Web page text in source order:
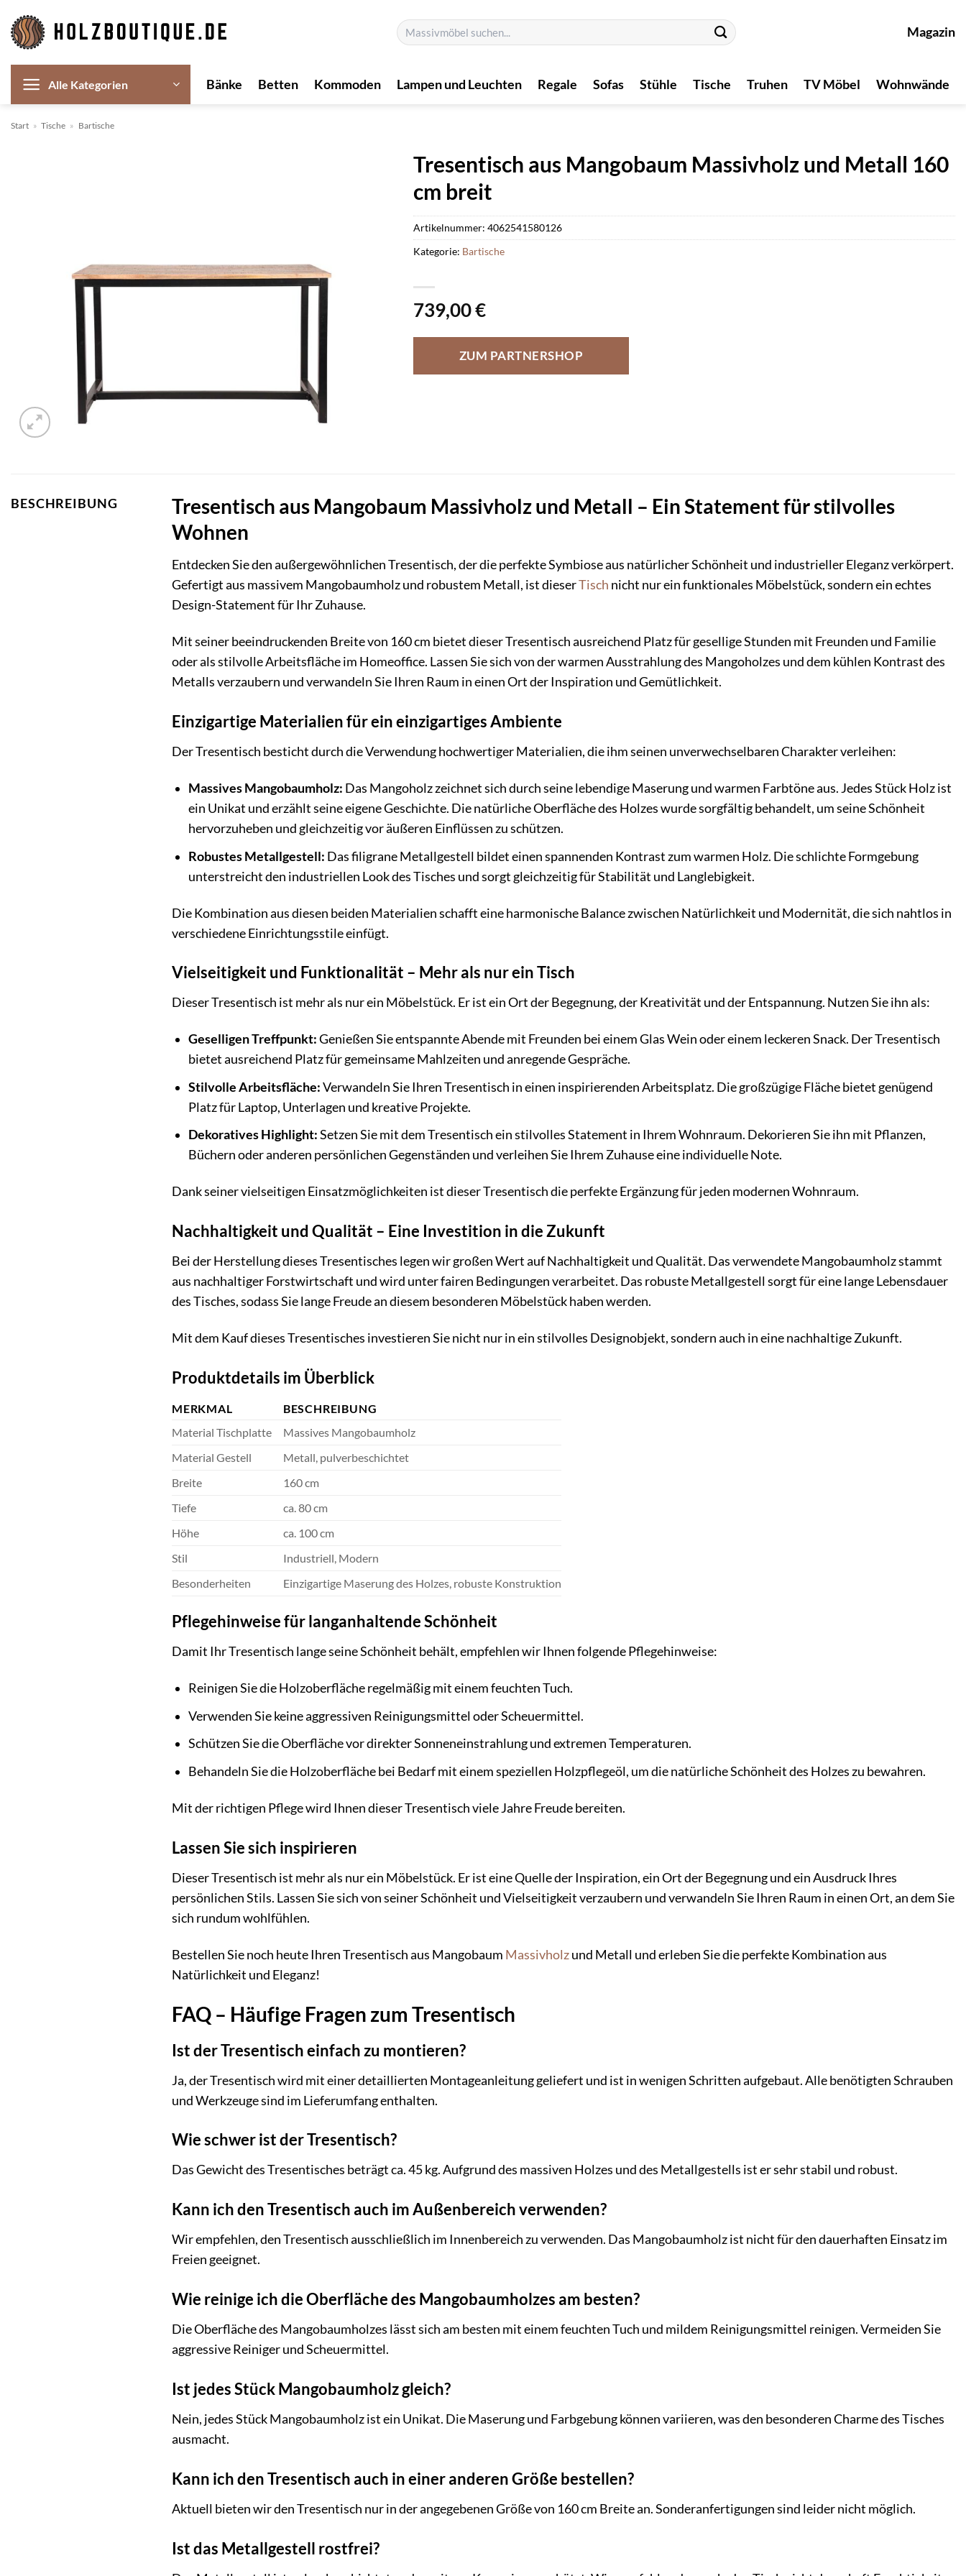
Inhalt
springen
Suchen
nach:
Magazin
Alle Kategorien Bänke Betten Kommoden Lampen und Leuchten Regale Sofas Stühle Tische Truhen TV Möbel Wohnwände
Start » Tische » Bartische
Tresentisch aus Mangobaum Massivholz und Metall 160
cm breit
739,00€
ZUM PARTNERSHOP
Artikelnummer: 4062541580126
Kategorie: Bartische
BESCHREIBUNG
Tresentisch aus Mangobaum Massivholz und Metall – Ein Statement für stilvolles
Wohnen
Entdecken Sie den außergewöhnlichen Tresentisch, der die perfekte Symbiose aus natürlicher Schönheit und industrieller Eleganz verkörpert.
Gefertigt aus massivem Mangobaumholz und robustem Metall, ist dieserTisch nicht nur ein funktionales Möbelstück, sondern ein echtes
Design-Statement für Ihr Zuhause.
Mit seiner beeindruckenden Breite von 160 cm bietet dieser Tresentisch ausreichend Platz für gesellige Stunden mit Freunden und Familie
oder als stilvolle Arbeitsfläche im Homeoffice. Lassen Sie sich von der warmen Ausstrahlung des Mangoholzes und dem kühlen Kontrast des
Metalls verzaubern und verwandeln Sie Ihren Raum in einen Ort der Inspiration und Gemütlichkeit.
Einzigartige Materialien für ein einzigartiges Ambiente
Der Tresentisch besticht durch die Verwendung hochwertiger Materialien, die ihm seinen unverwechselbaren Charakter verleihen:
Massives Mangobaumholz: Das Mangoholz zeichnet sich durch seine lebendige Maserung und warmen Farbtöne aus. Jedes Stück Holz ist
ein Unikat und erzählt seine eigene Geschichte. Die natürliche Oberfläche des Holzes wurde sorgfältig behandelt, um seine Schönheit
hervorzuheben und gleichzeitig vor äußeren Einflüssen zu schützen.
Robustes Metallgestell: Das filigrane Metallgestell bildet einen spannenden Kontrast zum warmen Holz. Die schlichte Formgebung
unterstreicht den industriellen Look des Tisches und sorgt gleichzeitig für Stabilität und Langlebigkeit.
Die Kombination aus diesen beiden Materialien schafft eine harmonische Balance zwischen Natürlichkeit und Modernität, die sich nahtlos in
verschiedene Einrichtungsstile einfügt.
Vielseitigkeit und Funktionalität – Mehr als nur ein Tisch
Dieser Tresentisch ist mehr als nur ein Möbelstück. Er ist ein Ort der Begegnung, der Kreativität und der Entspannung. Nutzen Sie ihn als:
Geselligen Treffpunkt:Genießen Sie entspannte Abende mit Freunden bei einem Glas Wein oder einem leckeren Snack. Der Tresentisch
bietet ausreichend Platz für gemeinsame Mahlzeiten und anregende Gespräche.
Stilvolle Arbeitsfläche:Verwandeln Sie Ihren Tresentisch in einen inspirierenden Arbeitsplatz. Die großzügige Fläche bietet genügend
Platz für Laptop, Unterlagen und kreative Projekte.
Dekoratives Highlight:Setzen Sie mit dem Tresentisch ein stilvolles Statement in Ihrem Wohnraum. Dekorieren Sie ihn mit Pflanzen,
Büchern oder anderen persönlichen Gegenständen und verleihen Sie Ihrem Zuhause eine individuelle Note.
Dank seiner vielseitigen Einsatzmöglichkeiten ist dieser Tresentisch die perfekte Ergänzung für jeden modernen Wohnraum.
Nachhaltigkeit und Qualität – Eine Investition in die Zukunft
Bei der Herstellung dieses Tresentisches legen wir großen Wert auf Nachhaltigkeit und Qualität. Das verwendete Mangobaumholz stammt
aus nachhaltiger Forstwirtschaft und wird unter fairen Bedingungen verarbeitet. Das robuste Metallgestell sorgt für eine lange Lebensdauer
des Tisches, sodass Sie lange Freude an diesem besonderen Möbelstück haben werden.
Mit dem Kauf dieses Tresentisches investieren Sie nicht nur in ein stilvolles Designobjekt, sondern auch in eine nachhaltige Zukunft.
Produktdetails im Überblick
MERKMAL
BESCHREIBUNG
Material Tischplatte
Massives Mangobaumholz
Material Gestell
Metall, pulverbeschichtet
Breite
160 cm
Tiefe
ca. 80 cm
Höhe
ca. 100 cm
Stil
Industriell, Modern
Besonderheiten
Einzigartige Maserung des Holzes, robuste Konstruktion
Pflegehinweise für langanhaltende Schönheit
Damit Ihr Tresentisch lange seine Schönheit behält, empfehlen wir Ihnen folgende Pflegehinweise:
Reinigen Sie die Holzoberfläche regelmäßig mit einem feuchten Tuch.
Verwenden Sie keine aggressiven Reinigungsmittel oder Scheuermittel.
Schützen Sie die Oberfläche vor direkter Sonneneinstrahlung und extremen Temperaturen.
Behandeln Sie die Holzoberfläche bei Bedarf mit einem speziellen Holzpflegeöl, um die natürliche Schönheit des Holzes zu bewahren.
Mit der richtigen Pflege wird Ihnen dieser Tresentisch viele Jahre Freude bereiten.
Lassen Sie sich inspirieren
Dieser Tresentisch ist mehr als nur ein Möbelstück. Er ist eine Quelle der Inspiration, ein Ort der Begegnung und ein Ausdruck Ihres
persönlichen Stils. Lassen Sie sich von seiner Schönheit und Vielseitigkeit verzaubern und verwandeln Sie Ihren Raum in einen Ort, an dem Sie
sich rundum wohlfühlen.
Bestellen Sie noch heute Ihren Tresentisch aus Mangobaum Massivholzund Metall und erleben Sie die perfekte Kombination aus
Natürlichkeit und Eleganz!
FAQ – Häufige Fragen zum Tresentisch
Ist der Tresentisch einfach zu montieren?
Ja, der Tresentisch wird mit einer detaillierten Montageanleitung geliefert und ist in wenigen Schritten aufgebaut. Alle benötigten Schrauben
und Werkzeuge sind im Lieferumfang enthalten.
Wie schwer ist der Tresentisch?
Das Gewicht des Tresentisches beträgt ca. 45 kg. Aufgrund des massiven Holzes und des Metallgestells ist er sehr stabil und robust.
Kann ich den Tresentisch auch im Außenbereich verwenden?
Wir empfehlen, den Tresentisch ausschließlich im Innenbereich zu verwenden. Das Mangobaumholz ist nicht für den dauerhaften Einsatz im
Freien geeignet.
Wie reinige ich die Oberfläche des Mangobaumholzes am besten?
Die Oberfläche des Mangobaumholzes lässt sich am besten mit einem feuchten Tuch und mildem Reinigungsmittel reinigen. Vermeiden Sie
aggressive Reiniger und Scheuermittel.
Ist jedes Stück Mangobaumholz gleich?
Nein, jedes Stück Mangobaumholz ist ein Unikat. Die Maserung und Farbgebung können variieren, was den besonderen Charme des Tisches
ausmacht.
Kann ich den Tresentisch auch in einer anderen Größe bestellen?
Aktuell bieten wir den Tresentisch nur in der angegebenen Größe von 160 cm Breite an. Sonderanfertigungen sind leider nicht möglich.
Ist das Metallgestell rostfrei?